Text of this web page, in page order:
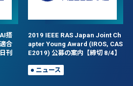
搭
合
刊
2019 IEEE RAS Japan Joint Ch
apter Young Award (IROS, CAS
E2019) 公募の案内【締切 8/4】
ニュース